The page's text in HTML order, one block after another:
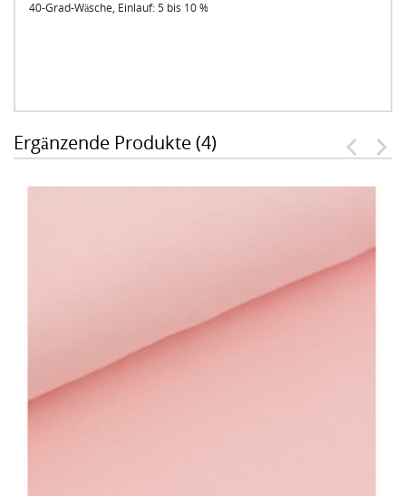
40-Grad-Wäsche, Einlauf: 5 bis 10 %
Ergänzende Produkte (4)